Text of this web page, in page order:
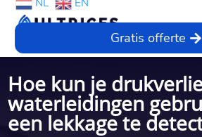
NL EN
Gratis offerte
Hoe kun je
waterleidingen
een lekkage te